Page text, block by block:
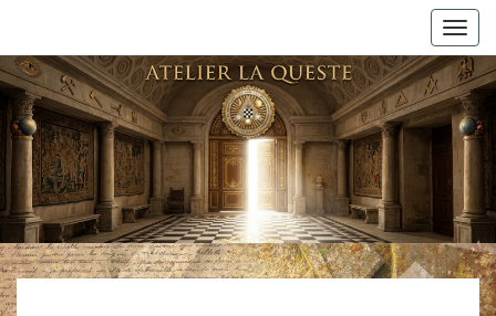
Esprit
D’écoute
Et De
Tolérance
Mutuelle